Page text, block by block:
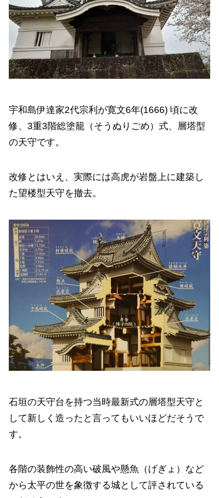
宇和島伊達家2代宗利が寛文6年(1666) 頃に改
修、3重3階総塗籠（そうぬりごめ）式、層塔型
の天守です。
改修とはいえ、実際には高虎が岩盤上に建築し
た望楼型天守を撤去。
石垣の天守台を持つ当時最新式の層塔型天守と
して新しく造ったと言ってもいいほどだそうで
す。
各階の装飾性の高い破風や懸魚（げぎょ）など
から太平の世を象徴する城として評されている